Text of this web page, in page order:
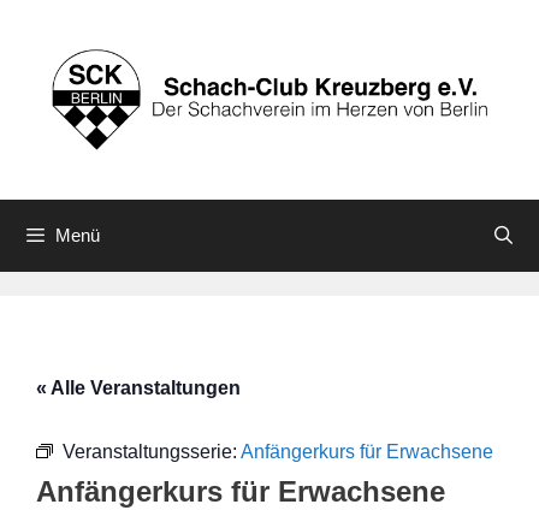
springen
Menü
« Alle Veranstaltungen
Veranstaltungsserie: Anfängerkurs für Erwachsene
Anfängerkurs für Erwachsene